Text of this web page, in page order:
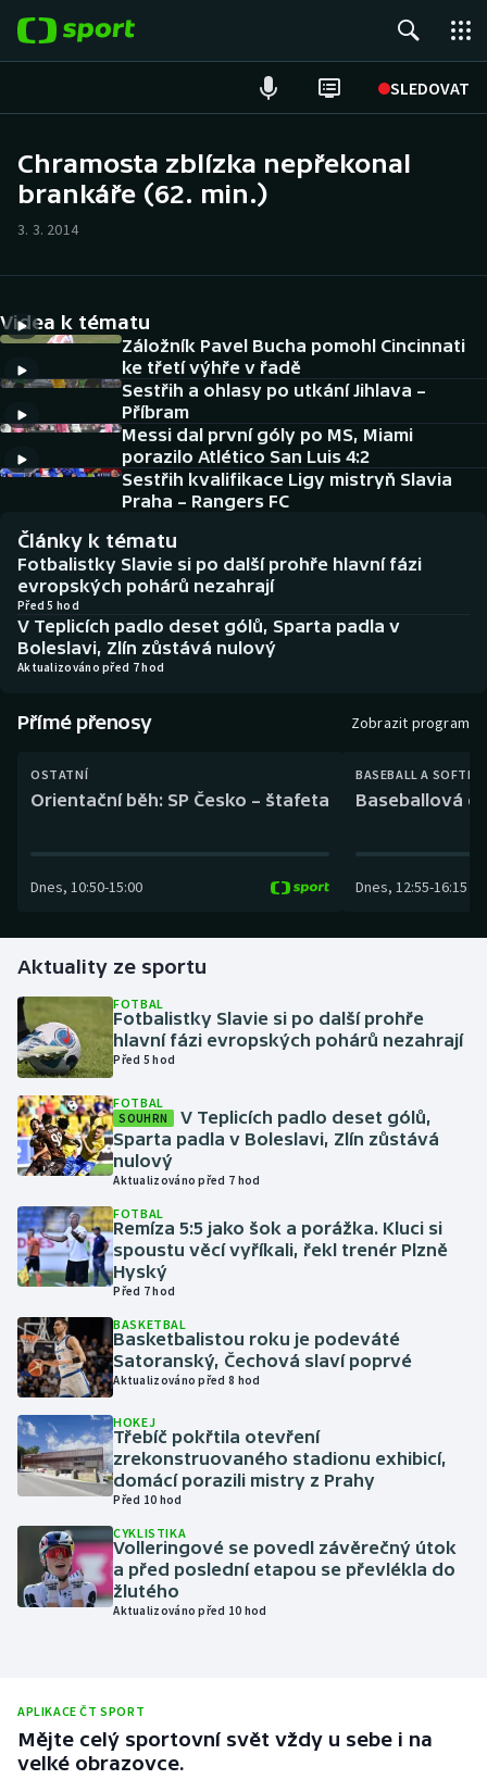
SLEDOVAT
Hokej
Cyklistika
DALŠÍ SPORTY
Americký fotbal
Baseball a softbal
Basketbal
Biatlon
Boby a skeleton
Box
Curling
Golf
Gymnastika
Házená
Jezdectví
Judo
Krasobruslení
Lezení
Lyže a snowboard
Moderní pětiboj
Motorsport
Olympijské hry
Parasport
Plavání
Ragby
Rychlobruslení
NEPŘEHLÉDNĚTE
Historické návraty
Aplikace ČT sport
AZ kvíz
Chramosta zblízka nepřekonal
brankáře (62. min.)
3. 3. 2014
Videa k tématu
Záložník Pavel Bucha pomohl Cincinnati
ke třetí výhře v řadě
Sestřih a ohlasy po utkání Jihlava –
Příbram
Messi dal první góly po MS, Miami
porazilo Atlético San Luis 4:2
Sestřih kvalifikace Ligy mistryň Slavia
Praha – Rangers FC
Články k tématu
Fotbalistky Slavie si po další prohře hlavní fázi
evropských pohárů nezahrají
Před 5 hod
V Teplicích padlo deset gólů, Sparta padla v
Boleslavi, Zlín zůstává nulový
Aktualizováno před 7 hod
Přímé přenosy Zobrazit program
OSTATNÍ
Orientační běh: SP Česko – štafeta
Dnes, 10:50-15:00
BASEBALL A
Baseballová
Dnes, 12:55-16:15
Aktuality ze sportu
FOTBAL
Fotbalistky Slavie si po další prohře
hlavní fázi evropských pohárů nezahrají
Před 5 hod
FOTBAL
SOUHRN
V Teplicích padlo deset gólů,
Sparta padla v Boleslavi, Zlín zůstává
nulový
Aktualizováno před 7 hod
FOTBAL
Remíza 5:5 jako šok a porážka. Kluci si
spoustu věcí vyříkali, řekl trenér Plzně
Hyský
Před 7 hod
BASKETBAL
Basketbalistou roku je podeváté
Satoranský, Čechová slaví poprvé
Aktualizováno před 8 hod
HOKEJ
Třebíč pokřtila otevření
zrekonstruovaného stadionu exhibicí,
domácí porazili mistry z Prahy
Před 10 hod
CYKLISTIKA
Volleringové se povedl závěrečný útok
a před poslední etapou se převlékla do
žlutého
Aktualizováno před 10 hod
APLIKACE ČT SPORT
Mějte celý sportovní svět vždy u sebe i na
velké obrazovce.